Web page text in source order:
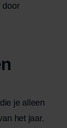
door
je alleen
het jaar.